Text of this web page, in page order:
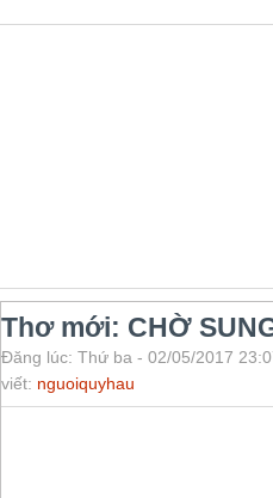
Thơ mới: CHỜ
Đăng lúc: Thứ ba - 02/05/2017
viết: nguoiquyhau